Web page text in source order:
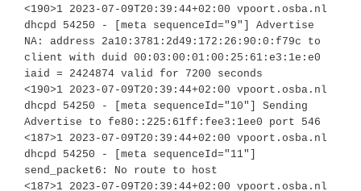
<190>1 2023-07-09T20:39:44+02:00 vpoort.osba.nl
dhcpd 54250 - [meta sequenceId="9"] Advertise
NA: address 2a10:3781:2d49:172:26:90:0:f79c to
client with duid 00:03:00:01:00:25:61:e3:1e:e0
iaid = 2424874 valid for 7200 seconds
<190>1 2023-07-09T20:39:44+02:00 vpoort.osba.nl
dhcpd 54250 - [meta sequenceId="10"] Sending
Advertise to fe80::225:61ff:fee3:1ee0 port 546
<187>1 2023-07-09T20:39:44+02:00 vpoort.osba.nl
dhcpd 54250 - [meta sequenceId="11"]
send_packet6: No route to host
<187>1 2023-07-09T20:39:44+02:00 vpoort.osba.nl